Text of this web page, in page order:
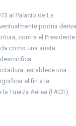
al Palacio de La
podría
contra el Presidente
como una arista
establece una
el fin a la
Fuerza Aérea (FACh),